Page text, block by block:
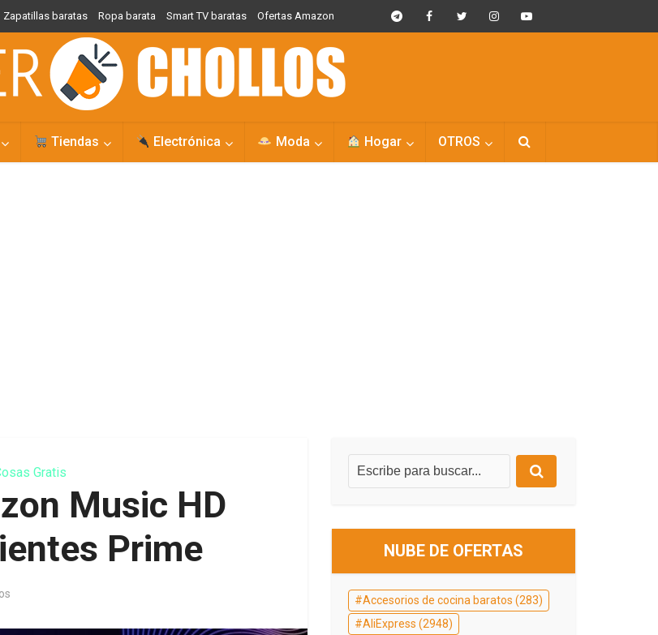
Zapatillas baratas Ropa barata Smart TV baratas Ofertas Amazon
Tiendas Electrónica Moda Hogar OTROS
Gratis
Music HD
Prime
NUBE DE OFERTAS
Accesorios de cocina baratos (283)
AliExpress (2948)